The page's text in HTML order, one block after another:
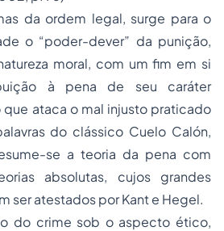
da ordem legal, surge para o
o “poder-dever” da punição,
moral, com um fim em si
à pena de seu caráter
ataca o mal injusto praticado
do clássico Cuelo Calón,
se a teoria da pena com
absolutas, cujos grandes
ser atestados por Kant e Hegel.
do crime sob o aspecto ético,